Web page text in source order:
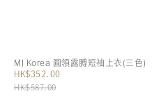
MJ Korea 圓領露膊短袖上衣(三色)
HK$352.00
HK$587.00